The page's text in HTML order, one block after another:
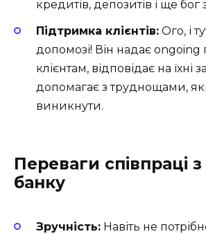
кредитів, депозитів і ще бог
Підтримка клієнтів: Ого, і
допомозі! Він надає ongoing
клієнтам, відповідає на їхні
допомагає з труднощами,
виникнути.
Переваги співпраці
банку
Зручність: Навіть не